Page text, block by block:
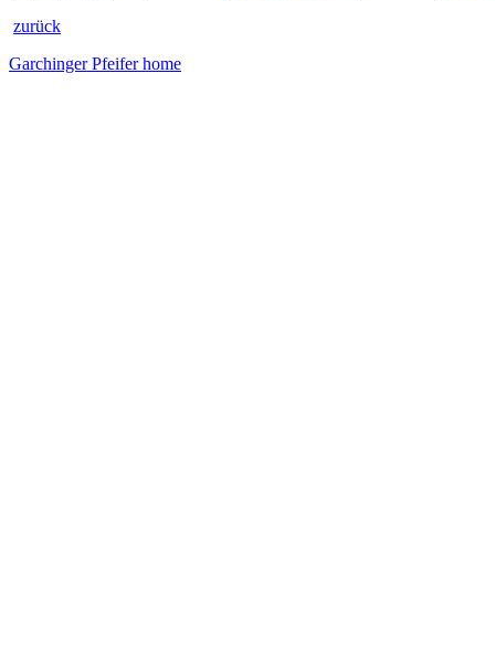
zurück
Garchinger Pfeifer home